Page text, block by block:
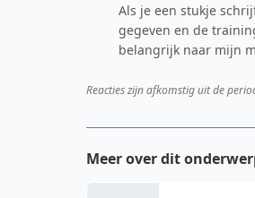
Als je een stukje
gegeven en de
belangrijk naar mijn
Reacties zijn afkomstig uit de
Meer over dit